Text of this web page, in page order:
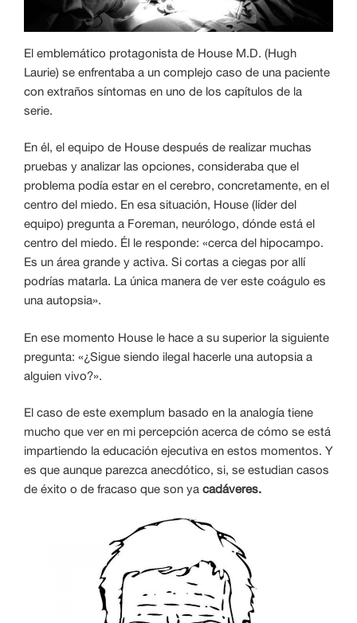
El emblemático protagonista de House M.D. (Hugh
Laurie) se enfrentaba a un complejo caso de una paciente
con extraños síntomas en uno de los capítulos de la
serie.
En él, el equipo de House después de realizar muchas
pruebas y analizar las opciones, consideraba que el
problema podía estar en el cerebro, concretamente, en el
centro del miedo. En esa situación, House (líder del
equipo) pregunta a Foreman, neurólogo, dónde está el
centro del miedo. Él le responde: «cerca del hipocampo.
Es un área grande y activa. Si cortas a ciegas por allí
podrías matarla. La única manera de ver este coágulo es
una autopsia».
En ese momento House le hace a su superior la siguiente
pregunta: «¿Sigue siendo ilegal hacerle una autopsia a
alguien vivo?».
El caso de este exemplum basado en la analogía tiene
mucho que ver en mi percepción acerca de cómo se está
impartiendo la educación ejecutiva en estos momentos. Y
es que aunque parezca anecdótico, si, se estudian casos
de éxito o de fracaso que son ya cadáveres.